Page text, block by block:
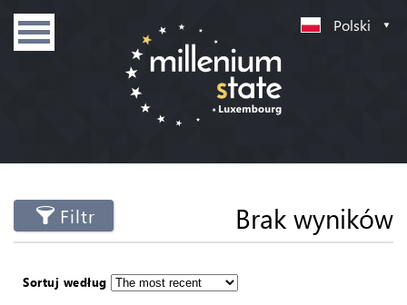
Polski
Filtr Brak wyników
Sortuj według